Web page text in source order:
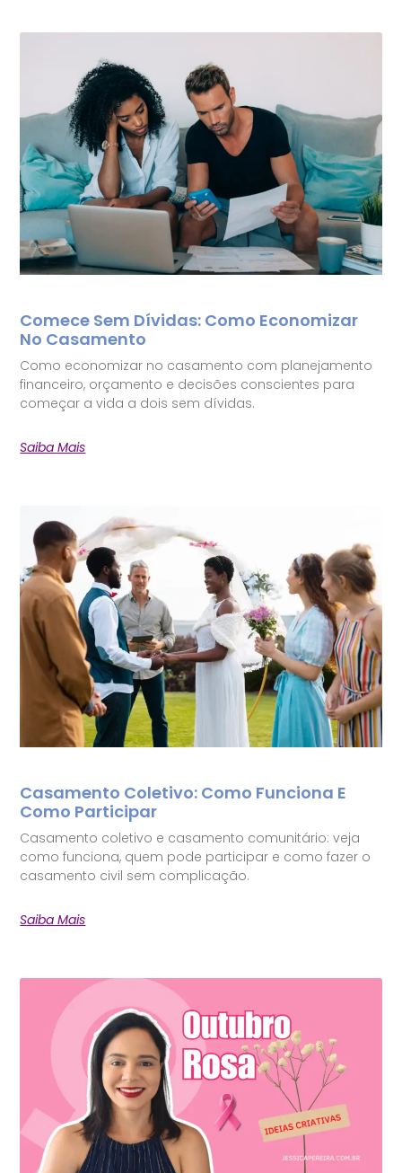
Comece Sem Dívidas: Como Economizar
No Casamento
Como economizar no casamento com planejamento
financeiro, orçamento e decisões conscientes para
começar a vida a dois sem dívidas.
Saiba Mais
Casamento Coletivo: Como Funciona E
Como Participar
Casamento coletivo e casamento comunitário: veja
como funciona, quem pode participar e como fazer o
casamento civil sem complicação.
Saiba Mais